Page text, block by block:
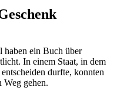
haben ein Buch über
In einem Staat, in dem
durfte, konnten
Weg gehen.